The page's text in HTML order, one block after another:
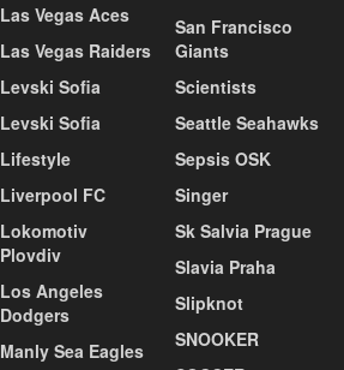
Las Vegas Aces
Las Vegas Raiders
Levski Sofia
Levski Sofia
Lifestyle
Liverpool FC
Lokomotiv
Plovdiv
Los Angeles
Dodgers
Manly Sea Eagles
San Francisco
Giants
Scientists
Seattle Seahawks
Sepsis OSK
Singer
Sk Salvia Prague
Slavia Praha
Slipknot
SNOOKER